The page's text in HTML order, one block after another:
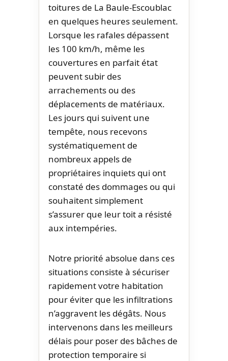
toitures de La Baule-Escoublac
en quelques heures seulement.
Lorsque les rafales dépassent
les 100 km/h, même les
couvertures en parfait état
peuvent subir des
arrachements ou des
déplacements de matériaux.
Les jours qui suivent une
tempête, nous recevons
systématiquement de
nombreux appels de
propriétaires inquiets qui ont
constaté des dommages ou qui
souhaitent simplement
s’assurer que leur toit a résisté
aux intempéries.
Notre priorité absolue dans ces
situations consiste à sécuriser
rapidement votre habitation
pour éviter que les infiltrations
n’aggravent les dégâts. Nous
intervenons dans les meilleurs
délais pour poser des bâches de
protection temporaire si